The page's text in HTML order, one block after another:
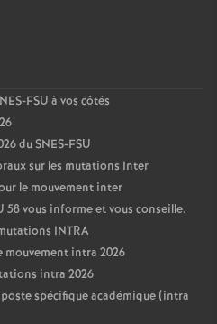
FSU à vos côtés
du SNES-FSU
sur les mutations Inter
le mouvement inter
58 vous informe et vous conseille.
INTRA
mouvement intra 2026
intra 2026
spécifique académique (intra